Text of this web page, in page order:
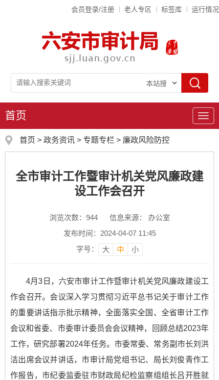
会员登录/注册 老人专区 标签库 运行情况
导
航
首页
首页 > 政务资讯 > 专题专栏 > 廉政风险防控
全市审计工作暨审计机关党风廉政建
设工作会召开
浏览次数： 944
信息来源： 办公室
发布时间：2024-04-07 11:45
字号：
大 中 小
4月3日，六安市审计工作暨审计机关党风廉政建设工
作会召开。会议深入学习贯彻习近平总书记关于审计工作
的重要讲话指示批示精神，全面落实全国、全省审计工作
会议和省委、市委审计委员会会议精神，回顾总结2023年
工作，研究部署2024年任务。市委常委、常务副市长刘洪
洁出席会议并讲话，市审计局党组书记、局长刘俊青作工
作报告，市纪委监委驻市财政局纪检监察组组长吕开胜就